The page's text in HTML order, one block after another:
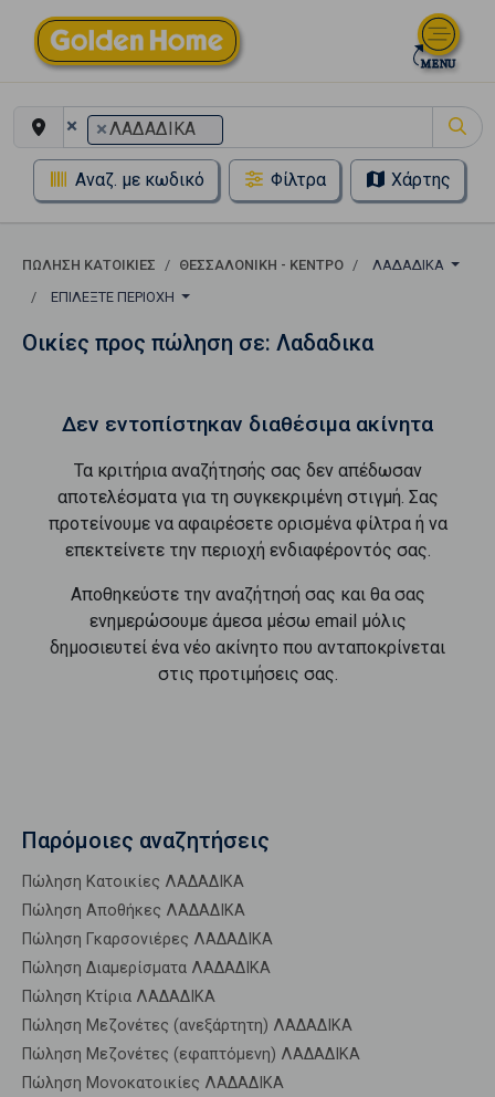
× ×ΛΑΔΑΔΙΚΑ
Αναζ. με κωδικό Φίλτρα Χάρτης
ΠΏΛΗΣΗ ΚΑΤΟΙΚΊΕΣ ΘΕΣΣΑΛΟΝΙΚΗ - ΚΕΝΤΡΟ
ΛΑΔΑΔΙΚΑ
ΕΠΙΛΈΞΤΕ ΠΕΡΙΟΧΉ
Οικίες προς πώληση σε: Λαδαδικα
Δεν εντοπίστηκαν διαθέσιμα ακίνητα
Τα κριτήρια αναζήτησής σας δεν απέδωσαν
αποτελέσματα για τη συγκεκριμένη στιγμή. Σας
προτείνουμε να αφαιρέσετε ορισμένα φίλτρα ή να
επεκτείνετε την περιοχή ενδιαφέροντός σας.
Αποθηκεύστε την αναζήτησή σας και θα σας
ενημερώσουμε άμεσα μέσω email μόλις
δημοσιευτεί ένα νέο ακίνητο που ανταποκρίνεται
στις προτιμήσεις σας.
Παρόμοιες αναζητήσεις
Πώληση Κατοικίες ΛΑΔΑΔΙΚΑ
Πώληση Αποθήκες ΛΑΔΑΔΙΚΑ
Πώληση Γκαρσονιέρες ΛΑΔΑΔΙΚΑ
Πώληση Διαμερίσματα ΛΑΔΑΔΙΚΑ
Πώληση Κτίρια ΛΑΔΑΔΙΚΑ
Πώληση Μεζονέτες (ανεξάρτητη) ΛΑΔΑΔΙΚΑ
Πώληση Μεζονέτες (εφαπτόμενη) ΛΑΔΑΔΙΚΑ
Πώληση Μονοκατοικίες ΛΑΔΑΔΙΚΑ